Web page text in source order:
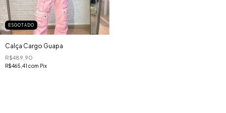
ESGOTADO
Calça Cargo Guapa
R$489,90
R$465,41 com Pix